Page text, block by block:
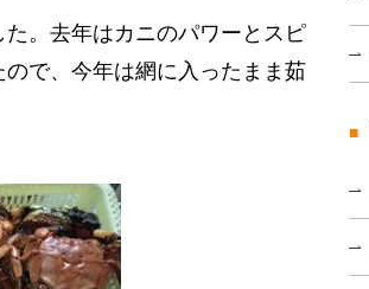
。去年はカニのパワーとスピ
で、今年は網に入ったまま茹